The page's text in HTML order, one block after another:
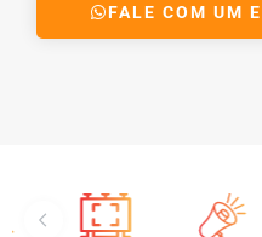
FALE COM UM